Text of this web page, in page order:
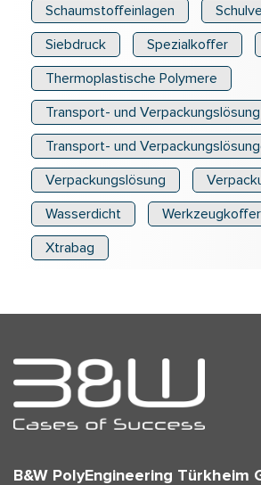
Schaumstoffeinlagen
Siebdruck
Spezialkoffer
Thermoplastische Polymere
Transport- und Verpackungslösung
Transport- und
Verpackungslösung
Wasserdicht
Werkzeugkoffer
Xtrabag
B&W PolyEngineering Türkheim